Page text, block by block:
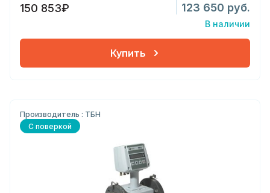
150 853₽ 123 650 руб.
В наличии
Купить
Производитель : ТБН
С поверкой